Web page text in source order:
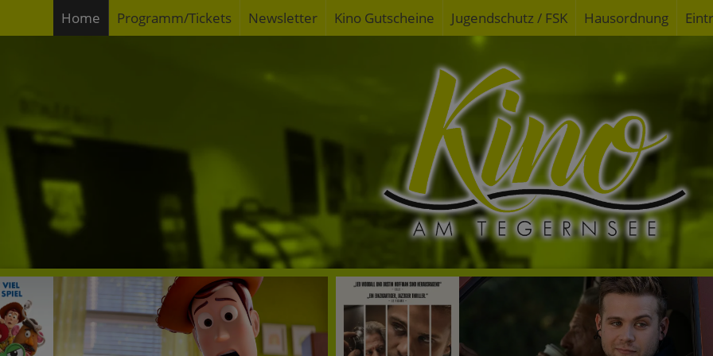
Home Programm/Tickets Newsletter Kino Gutscheine Jugendschutz / FSK Hausordnung